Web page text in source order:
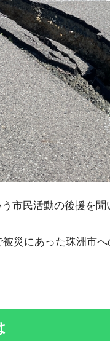
市民活動の後援を聞
災にあった珠洲市